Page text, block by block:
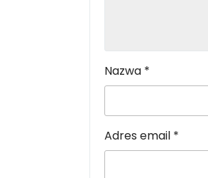
Nazwa *
Adres email *